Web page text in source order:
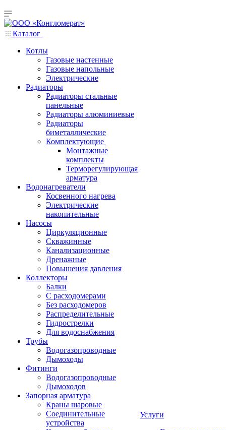
Каталог
Котлы
Газовые настенные
Газовые напольные
Электрические
Радиаторы
Радиаторы стальные
панельные
Радиаторы алюминиевые
Радиаторы
биметаллические
Комплектующие
Монтажные
комплекты
Терморегулирующая
арматура
Водонагреватели
Косвенного нагрева
Электрические
накопительные
Насосы
Циркуляционные
Скважинные
Канализационные
Дренажные
Повышения давления
Коллекторы
Балки
С расходомерами
Без расходомеров
Распределительные
Гидрострелки
Для водоснабжения
Трубы
Водогазопроводные
Дымоходы
Фитинги
Водогазопроводные
Дымоходов
Запорная арматура
Краны шаровые
Соединительные
устройства
Услуги